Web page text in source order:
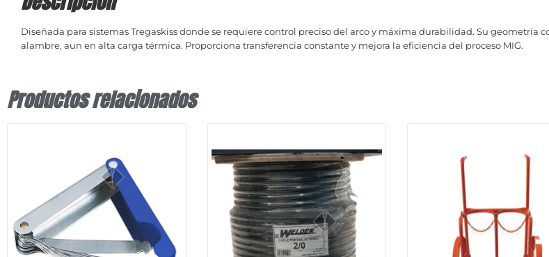
Diseñada para sistemas Tregaskiss donde se requiere control preciso del arco y máxima durabilidad. Su
alambre, aun en alta carga térmica. Proporciona transferencia constante y mejora la eficiencia del proceso MIG.
Productos relacionados